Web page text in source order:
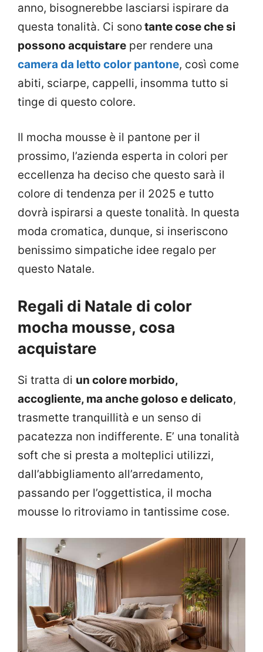
anno, bisognerebbe lasciarsi ispirare da
questa tonalità. Ci sonotante cose che si
possono acquistare per rendere una
camera da letto color pantone, così come
abiti, sciarpe, cappelli, insomma tutto si
tinge di questo colore.
Il mocha mousse è il pantone per il
prossimo, l’azienda esperta in colori per
eccellenza ha deciso che questo sarà il
colore di tendenza per il 2025 e tutto
dovrà ispirarsi a queste tonalità. In questa
moda cromatica, dunque, si inseriscono
benissimo simpatiche idee regalo per
questo Natale.
Regali di Natale di color
mocha mousse, cosa
acquistare
Si tratta di un colore morbido,
accogliente, ma anche goloso e delicato,
trasmette tranquillità e un senso di
pacatezza non indifferente. E’ una tonalità
soft che si presta a molteplici utilizzi,
dall’abbigliamento all’arredamento,
passando per l’oggettistica, il mocha
mousse lo ritroviamo in tantissime cose.